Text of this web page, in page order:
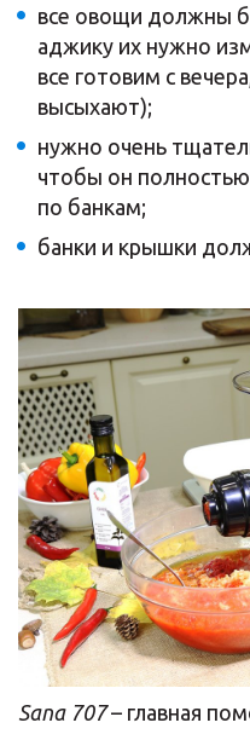
все овощи должны
аджику их нужно
все готовим с
высыхают);
нужно очень
чтобы он
по банкам;
банки и крышки
Sana 707– главная